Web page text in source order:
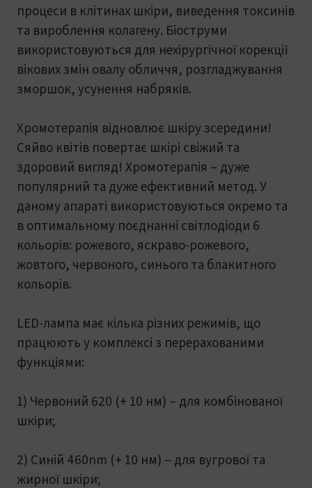
процеси в клітинах шкіри, виведення токсинів
та вироблення колагену. Біоструми
використовуються для нехірургічної корекції
вікових змін овалу обличчя, розгладжування
зморшок, усунення набряків.
Хромотерапія відновлює шкіру зсередини!
Сяйво квітів повертає шкірі свіжий та
здоровий вигляд! Хромотерапія – дуже
популярний та дуже ефективний метод. У
даному апараті використовуються окремо та
в оптимальному поєднанні світлодіоди 6
кольорів: рожевого, яскраво-рожевого,
жовтого, червоного, синього та блакитного
кольорів.
LED-лампа має кілька різних режимів, що
працюють у комплексі з перерахованими
функціями:
1) Червоний 620 (+ 10 нм) – для комбінованої
шкіри;
2) Синій 460nm (+ 10 нм) – для вугрової та
жирної шкіри;